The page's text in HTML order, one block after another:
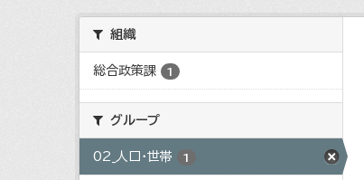
組織
総合政策課 1
グループ
02_人口・世帯 1